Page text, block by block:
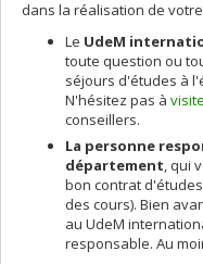
dans la réalisation de
Le UdeM
toute question ou
séjours d'études à
N'hésitez pas à
conseillers.
La personne
département, qui
bon contrat
des cours). Bien
au UdeM
responsable. Au